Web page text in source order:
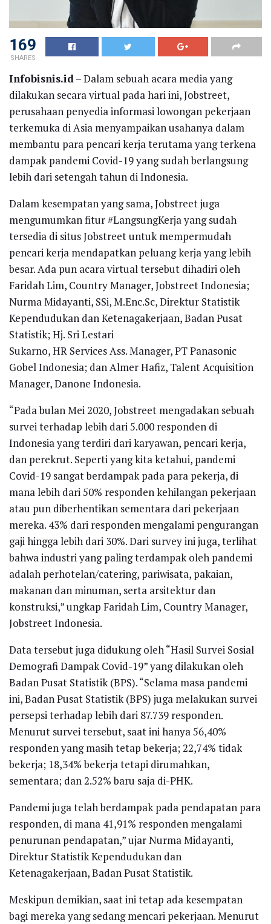
169
SHARES
Infobisnis.id– Dalam sebuah acara media yang
dilakukan secara virtual pada hari ini, Jobstreet,
perusahaan penyedia informasi lowongan pekerjaan
terkemuka di Asia menyampaikan usahanya dalam
membantu para pencari kerja terutama yang terkena
dampak pandemi Covid-19 yang sudah berlangsung
lebih dari setengah tahun di Indonesia.
Dalam kesempatan yang sama, Jobstreet juga
mengumumkan fitur #LangsungKerja yang sudah
tersedia di situs Jobstreet untuk mempermudah
pencari kerja mendapatkan peluang kerja yang lebih
besar. Ada pun acara virtual tersebut dihadiri oleh
Faridah Lim, Country Manager, Jobstreet Indonesia;
Nurma Midayanti, SSi, M.Enc.Sc, Direktur Statistik
Kependudukan dan Ketenagakerjaan, Badan Pusat
Statistik; Hj. Sri Lestari
Sukarno, HR Services Ass. Manager, PT Panasonic
Gobel Indonesia; dan Almer Hafiz, Talent Acquisition
Manager, Danone Indonesia.
“Pada bulan Mei 2020, Jobstreet mengadakan sebuah
survei terhadap lebih dari 5.000 responden di
Indonesia yang terdiri dari karyawan, pencari kerja,
dan perekrut. Seperti yang kita ketahui, pandemi
Covid-19 sangat berdampak pada para pekerja, di
mana lebih dari 50% responden kehilangan pekerjaan
atau pun diberhentikan sementara dari pekerjaan
mereka. 43% dari responden mengalami pengurangan
gaji hingga lebih dari 30%. Dari survey ini juga, terlihat
bahwa industri yang paling terdampak oleh pandemi
adalah perhotelan/catering, pariwisata, pakaian,
makanan dan minuman, serta arsitektur dan
konstruksi,” ungkap Faridah Lim, Country Manager,
Jobstreet Indonesia.
Data tersebut juga didukung oleh “Hasil Survei Sosial
Demografi Dampak Covid-19” yang dilakukan oleh
Badan Pusat Statistik (BPS). “Selama masa pandemi
ini, Badan Pusat Statistik (BPS) juga melakukan survei
persepsi terhadap lebih dari 87.739 responden.
Menurut survei tersebut, saat ini hanya 56,40%
responden yang masih tetap bekerja; 22,74% tidak
bekerja; 18,34% bekerja tetapi dirumahkan,
sementara; dan 2.52% baru saja di-PHK.
Pandemi juga telah berdampak pada pendapatan para
responden, di mana 41,91% responden mengalami
penurunan pendapatan,” ujar Nurma Midayanti,
Direktur Statistik Kependudukan dan
Ketenagakerjaan, Badan Pusat Statistik.
Meskipun demikian, saat ini tetap ada kesempatan
bagi mereka yang sedang mencari pekerjaan. Menurut